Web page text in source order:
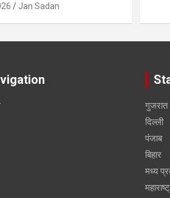
Jan Sadan
गुजरात
दिल्ली
पंजाब
बिहार
मध्य